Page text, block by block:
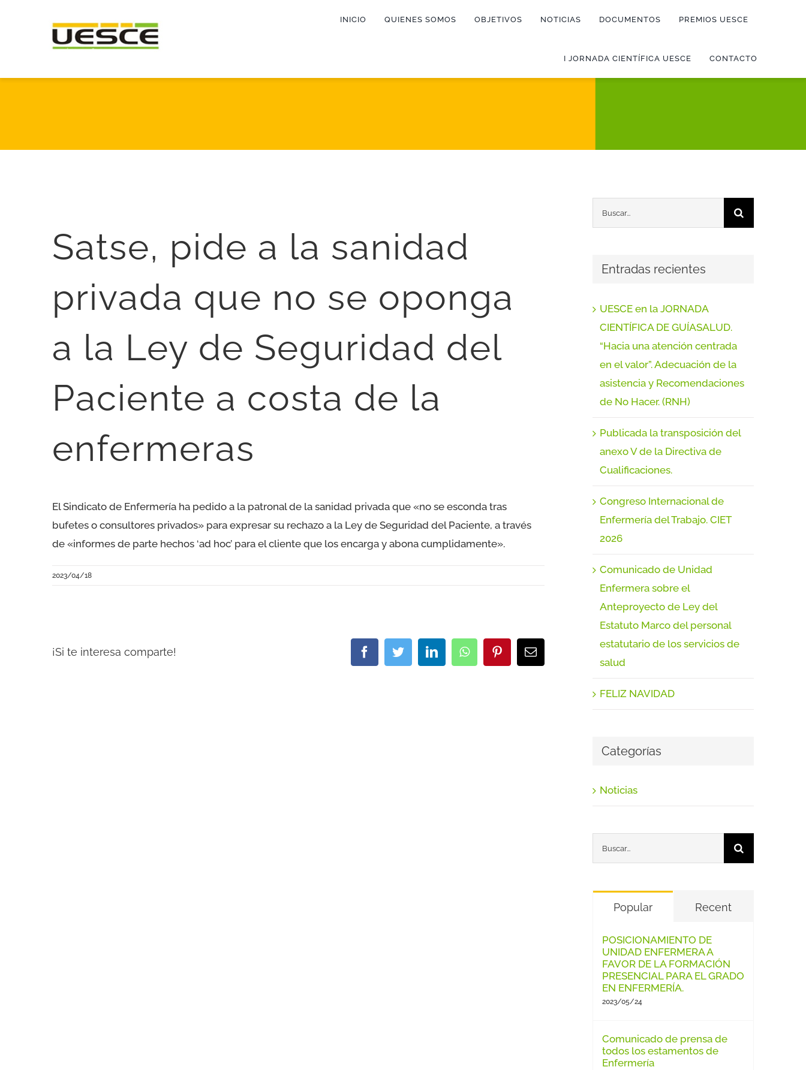
INICIO QUIENES SOMOS OBJETIVOS NOTICIAS DOCUMENTOS PREMIOS UESCE
I JORNADA CIENTÍFICA UESCE CONTACTO
Satse, pide a la sanidad
privada que no se oponga
a la Ley de Seguridad del
Paciente a costa de la
enfermeras
El Sindicato de Enfermería ha pedido a la patronal de la sanidad privada que «no se esconda tras
bufetes o consultores privados» para expresar su rechazo a la Ley de Seguridad del Paciente, a través
de «informes de parte hechos ‘ad hoc’ para el cliente que los encarga y abona cumplidamente».
2023/04/18
¡Si te interesa comparte! FacebookTwitterLinkedInWhatsAppPinterestCorreo
electrónico
Entradas recientes
UESCE en la JORNADA
CIENTÍFICA DE GUÍASALUD.
“Hacia una atención centrada
en el valor”. Adecuación de la
asistencia y Recomendaciones
de No Hacer. (RNH)
Publicada la transposición del
anexo V de la Directiva de
Cualificaciones.
Congreso Internacional de
Enfermería del Trabajo. CIET
2026
Comunicado de Unidad
Enfermera sobre el
Anteproyecto de Ley del
Estatuto Marco del personal
estatutario de los servicios de
salud
FELIZ NAVIDAD
Categorías
Noticias
Popular Recent
POSICIONAMIENTO DE
UNIDAD ENFERMERA A
FAVOR DE LA FORMACIÓN
PRESENCIAL PARA EL GRADO
EN ENFERMERÍA.
2023/05/24
Comunicado de prensa de
todos los estamentos de
Enfermería